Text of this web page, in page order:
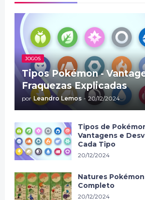
JOGOS
Tipos Pokémon -
Fraquezas Explicadas
por Leandro Lemos - 20/12/2024
Tipos de
Vantagens e
Cada Tipo
20/12/2024
Natures
Completo
20/12/2024